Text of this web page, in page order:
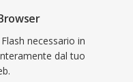
necessario in
dal tuo